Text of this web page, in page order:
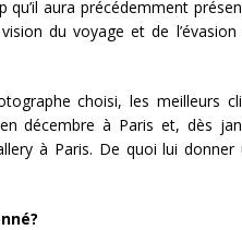
qu’il aura précédemment
vision du voyage et de
choisi, les meilleurs
décembre à Paris et, dès
à Paris. De quoi lui